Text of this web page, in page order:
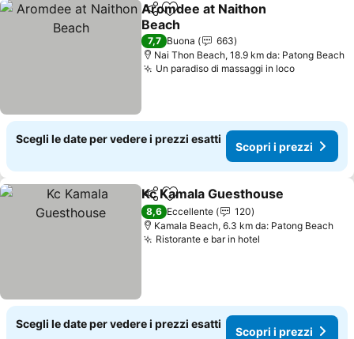
CondividiAggiungi ai preferiti
Aromdee at Naithon
Beach
Scopri i prezzi
7,7 Buona
663
Nai Thon Beach, 18.9 km da: Patong Beach
Un paradiso di massaggi in locoScopri i
Scegli le date per vedere i prezzi esatti
Scopri i prezzi
CondividiAggiungi ai preferiti
Kc Kamala Guesthouse
8,6 Eccellente
120
Kamala Beach, 6.3 km da: Patong Beach
Ristorante e bar in hotel
Scegli le date per vedere i prezzi esatti
Scopri i prezzi